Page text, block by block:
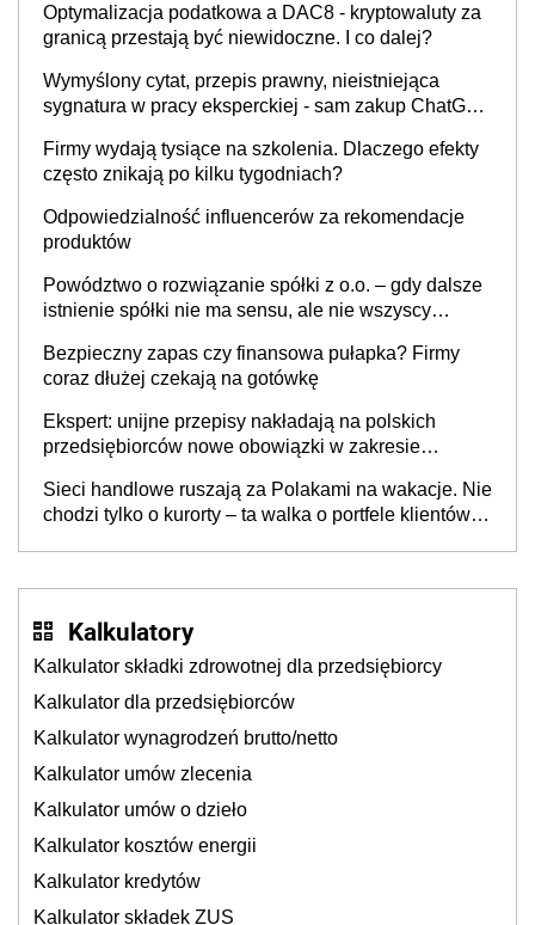
Optymalizacja podatkowa a DAC8 - kryptowaluty za
granicą przestają być niewidoczne. I co dalej?
Wymyślony cytat, przepis prawny, nieistniejąca
sygnatura w pracy eksperckiej - sam zakup ChatGPT
Firmy wydają tysiące na szkolenia. Dlaczego efekty
często znikają po kilku tygodniach?
Odpowiedzialność influencerów za rekomendacje
produktów
Powództwo o rozwiązanie spółki z o.o. – gdy dalsze
istnienie spółki nie ma sensu, ale nie wszyscy
Bezpieczny zapas czy finansowa pułapka? Firmy
coraz dłużej czekają na gotówkę
Ekspert: unijne przepisy nakładają na polskich
przedsiębiorców nowe obowiązki w zakresie
Sieci handlowe ruszają za Polakami na wakacje. Nie
chodzi tylko o kurorty – ta walka o portfele klientów
Kalkulatory
Kalkulator składki zdrowotnej dla przedsiębiorcy
Kalkulator dla przedsiębiorców
Kalkulator wynagrodzeń brutto/netto
Kalkulator umów zlecenia
Kalkulator umów o dzieło
Kalkulator kosztów energii
Kalkulator kredytów
Kalkulator składek ZUS